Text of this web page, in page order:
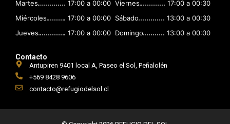
Martes
17:00 a 00:00
Miércoles
17:00 a 00:00
Jueves
17:00 a 00:00
Viernes
17:00 a 00:30
Sábado
13:00 a 00:30
Domingo
13:00 a 00:00
Contacto
Antupiren 9401 local A, Paseo el Sol, Peñalolén
+569 8428 9606
contacto@refugiodelsol.cl